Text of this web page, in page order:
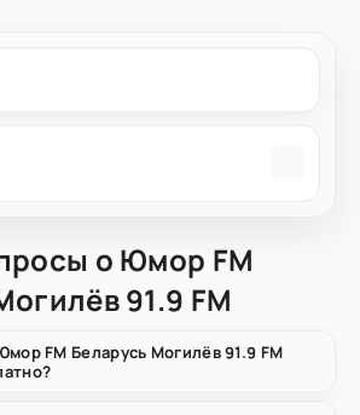
о Юмор FM
91.9 FM
FM Беларусь Могилёв 91.9 FM